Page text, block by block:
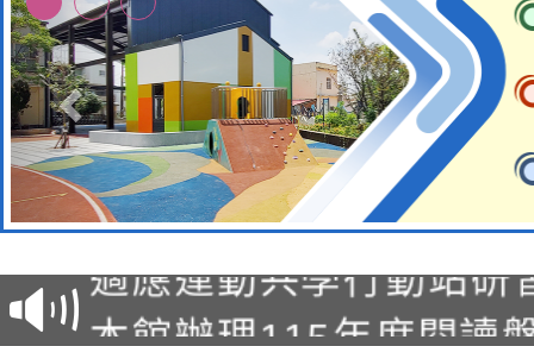
本校115學年度第2次
招甄選結果公告(無人
適應運動共學行動站研
本館辦理115年度閱讀